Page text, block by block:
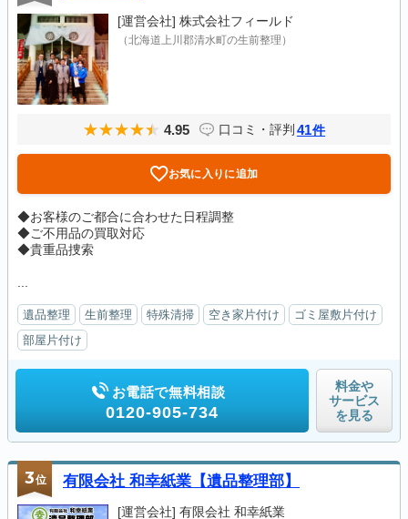
[運営会社] 株式会社フィールド
（北海道上川郡清水町の生前整理）
4.95 口コミ・評判 41件
お気に入りに追加
◆お客様のご都合に合わせた日程調整
◆ご不用品の買取対応
◆貴重品捜索
遺品整理 生前整理 特殊清掃 空き家片付け
ゴミ屋敷片付け
部屋片付け
お電話で無料相談
0120-905-734
料金や
サービス
を見る
3位 有限会社 和幸紙業【遺品整理部】
[運営会社] 有限会社 和幸紙業